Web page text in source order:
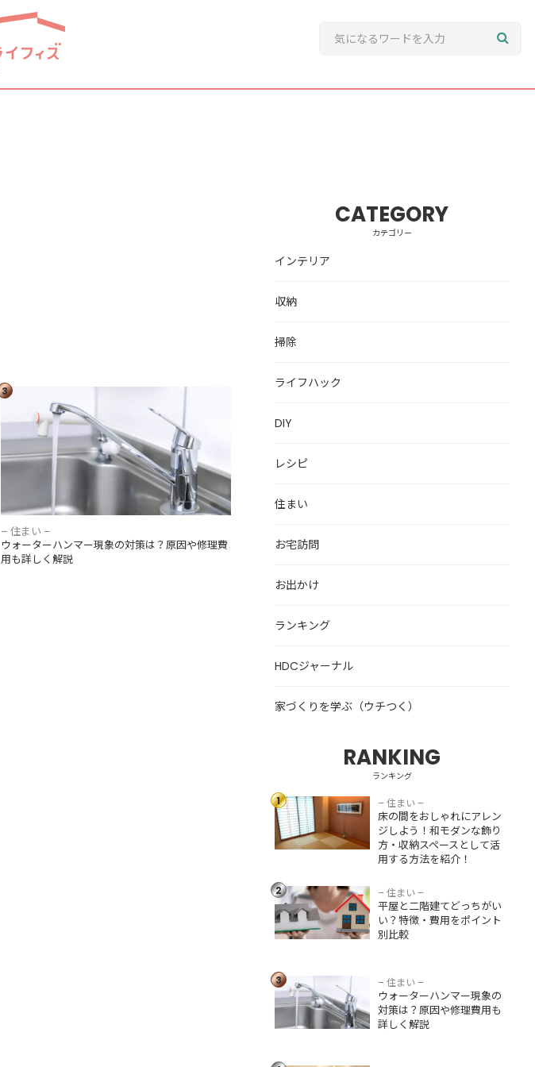
3
ウォーターハンマー現象の対策は？原因や修
理費用も詳しく解説
– 住まい –
ウォーターハンマー現象の対策は？原因や修理費
用も詳しく解説
CATEGORY
カテゴリー
インテリア
収納
掃除
ライフハック
DIY
レシピ
住まい
お宅訪問
お出かけ
ランキング
HDCジャーナル
家づくりを学ぶ（ウチつく）
RANKING
ランキング
1
床の間をおしゃれ
り方・収納スペー
スとして活用する
方法を紹介！
– 住まい –
床の間をおしゃれにアレン
ジしよう！和モダンな飾り
方・収納スペースとして活
用する方法を紹介！
2
徴・費用をポイン
ト別比較
– 住まい –
平屋と二階建てどっちがい
い？特徴・費用をポイント
別比較
3
原因や修理費用も
詳しく解説
– 住まい –
ウォーターハンマー現象の
対策は？原因や修理費用も
詳しく解説